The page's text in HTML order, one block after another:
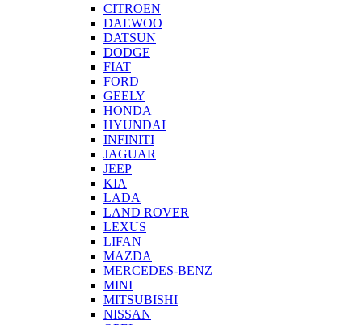
CITROEN
DAEWOO
DATSUN
DODGE
FIAT
FORD
GEELY
HONDA
HYUNDAI
INFINITI
JAGUAR
JEEP
KIA
LADA
LAND ROVER
LEXUS
LIFAN
MAZDA
MERCEDES-BENZ
MINI
MITSUBISHI
NISSAN